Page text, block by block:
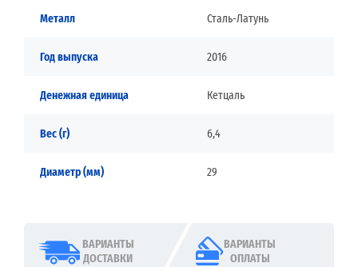
Металл Сталь-Латунь
Год выпуска 2016
Денежная единица Кетцаль
Вес (г) 6,4
Диаметр (мм) 29
ВАРИАНТЫ
ДОСТАВКИ
ВАРИАНТЫ
ОПЛАТЫ